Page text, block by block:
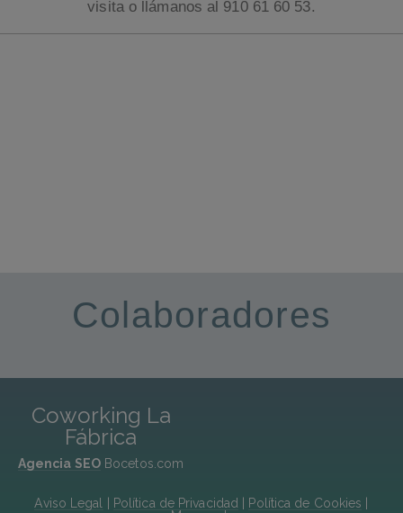
visita o llámanos al 910 61 60 53.
Colaboradores
Coworking La
Fábrica
Agencia SEOBocetos.com
Aviso Legal Política de Privacidad Política de Cookies